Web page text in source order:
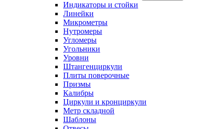
Индикаторы и стойки
Линейки
Микрометры
Нутромеры
Угломеры
Угольники
Уровни
Штангенциркули
Плиты поверочные
Призмы
Калибры
Циркули и кронциркули
Метр складной
Шаблоны